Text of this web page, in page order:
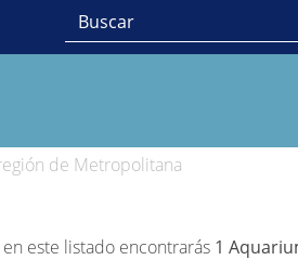
de Metropolitana
este listado encontrarás 1